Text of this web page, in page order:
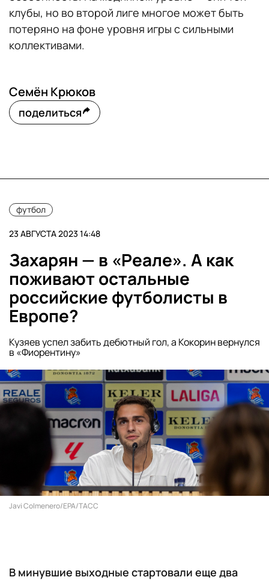
клубы, но во второй лиге многое может быть
потеряно на фоне уровня игры с сильными
коллективами.
Семён Крюков
поделиться
футбол
23 АВГУСТА 2023 14:48
Захарян — в «Реале». А как
поживают остальные
российские футболисты в
Европе?
Кузяев успел забить дебютный гол, а Кокорин вернулся
в «Фиорентину»
Javi Colmenero/EPA/ТАСС
В минувшие выходные стартовали еще два